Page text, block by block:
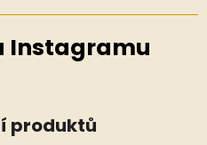
Instagramu
produktů